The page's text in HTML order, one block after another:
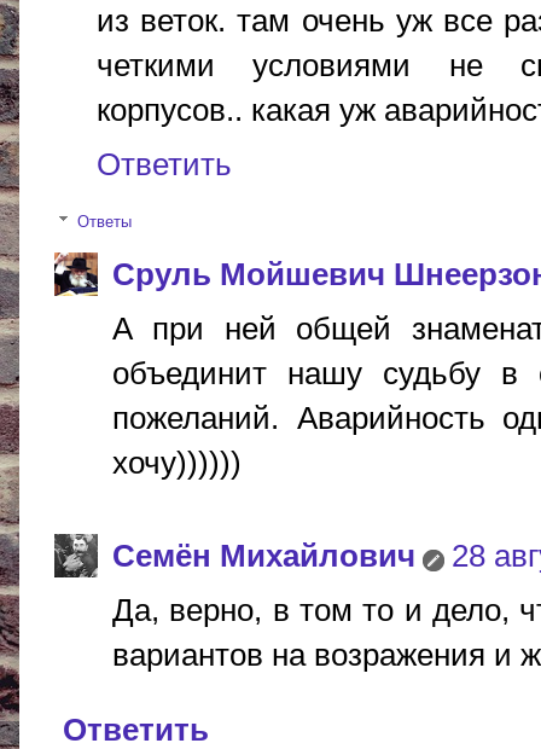
из веток. там очень уж все
четкими условиями не
корпусов.. какая уж
Ответить
Ответы
Сруль Мойшевич
А при ней общей
объединит нашу судьбу в
пожеланий. Аварийность
хочу))))))
Cемён Михайлович
28
Да, верно, в том то и дело,
вариантов на возражения и
Ответить